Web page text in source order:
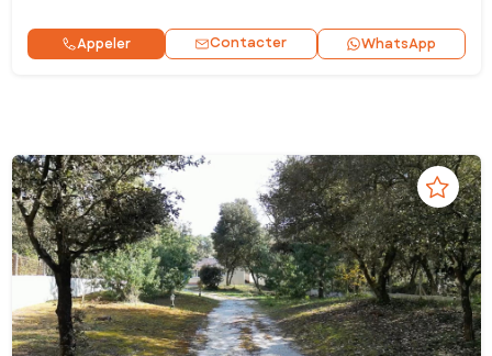
Appeler Contacter WhatsApp